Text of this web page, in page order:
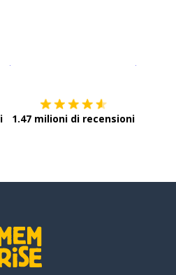
1.47 milioni di recensioni